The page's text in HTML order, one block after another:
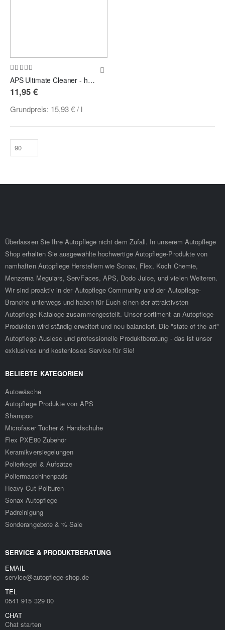
Bewertung:
97% APS Ultimate Cleaner - hochkonzentrierter APC-Reiniger 750ml
11,95 €
Grundpreis: 15,93 €/ l
Überlassen Sie Ihre Autopflege nicht dem Zufall. In unserem Autopflege
Shop erhalten Sie ausgewählte hochwertige Autopflege-Produkte von
namhaften Autopflege Herstellern wie Sonax, Flex, Koch Chemie,
Menzerna Meguiars, ServFaces, APS, Dodo Juice, und vielen Weiteren.
Wir sind proaktiv in der Autopflege Community und der Autopflege-
Branche unterwegs und haben für Euch einen der attraktivsten
Autopflege-Kataloge zusammengestellt. Unser sortiment an Autopflege
Produkten wird ständig erweitert und neu balanciert. Die "state of the art"
Autopflege Auslese und professionelle Produktberatung - das ist unser
exklusives und kostenloses Service für Sie!
BELIEBTE KATEGORIEN
Autowäsche
Autopflege Produkte von APS
Shampoo
Microfaser Tücher & Handschuhe
Flex PXE80 Zubehör
Keramikversiegelungen
Polierkegel & Aufsätze
Poliermaschinenpads
Heavy Cut Polituren
Sonax Autopflege
Padreinigung
Sonderangebote & % Sale
SERVICE & PRODUKTBERATUNG
EMAIL
service@autopflege-shop.de
TEL
0541 915 329 00
CHAT
Chat starten